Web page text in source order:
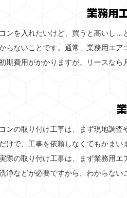
業務用
ンを入れたいけど、買うと高いし…
らないことです。通常、業務用エ
期費用がかかりますが、リースな
ンの取り付け工事は、まず現地調
けで、工事を依頼しなくてもかま
際の取り付け工事は、まず業務用
浄などが必要ですから、わからな